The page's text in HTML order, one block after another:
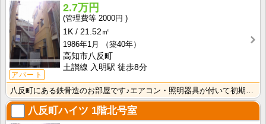
アパート
2.7万円
2000円
1K
21.52㎡
1986年1月
（築40年）
高知市八反町
土讃線 入明駅 徒歩8分
八反町ハイツ 1階北号室